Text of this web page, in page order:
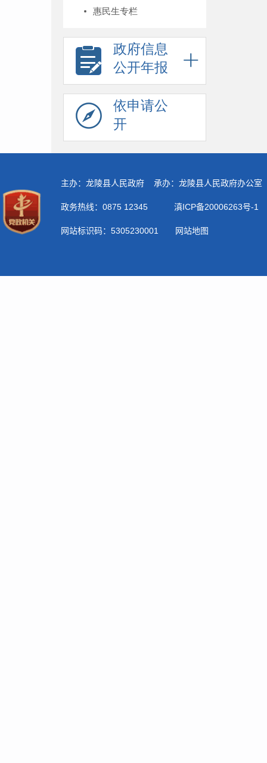
惠民生专栏
政府信息
公开年报
依申请公
开